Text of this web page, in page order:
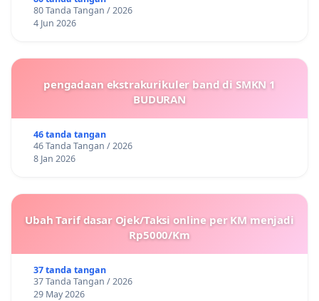
80 Tanda Tangan / 2026
4 Jun 2026
pengadaan ekstrakurikuler band di SMKN 1
BUDURAN
46 tanda tangan
46 Tanda Tangan / 2026
8 Jan 2026
Ubah Tarif dasar Ojek/Taksi online per KM menjadi
Rp5000/Km
37 tanda tangan
37 Tanda Tangan / 2026
29 May 2026